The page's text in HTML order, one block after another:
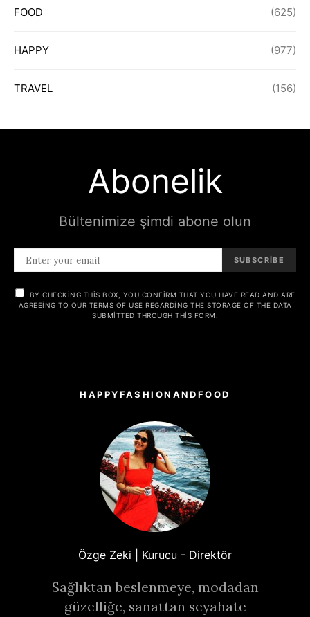
FOOD (625)
HAPPY (977)
TRAVEL (156)
Abonelik
Bültenimize şimdi abone olun
SUBSCRIBE
BY CHECKING THIS BOX, YOU CONFIRM THAT YOU HAVE READ AND ARE
AGREEING TO OUR TERMS OF USE REGARDING THE STORAGE OF THE DATA
SUBMITTED THROUGH THIS FORM.
HAPPYFASHIONANDFOOD
Özge Zeki | Kurucu - Direktör
Sağlıktan beslenmeye, modadan
güzelliğe, sanattan seyahate